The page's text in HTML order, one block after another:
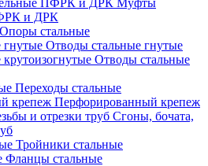
Муфты
и ДРК
Опоры стальные
Отводы стальные гнутые
Отводы стальные
Переходы стальные
Перфорированный крепеж
Сгоны, бочата,
Тройники стальные
Фланцы стальные